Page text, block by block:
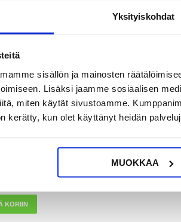
Yksityiskohdat
sisällön ja mainosten
Lisäksi jaamme sosiaalisen
miten käytät sivustoamme.
kerätty, kun olet käyttänyt heidän
MUOKKAA
2-3
VARASTOSSA
A40
ja
Korjaus -